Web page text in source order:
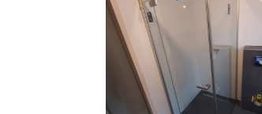
BOUW SCHUUR EN
VERANDA